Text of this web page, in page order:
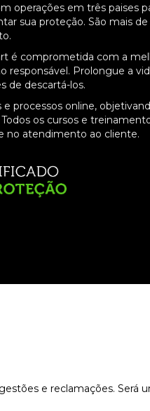
operações em três paises
sua proteção. São mais
é comprometida com a
responsável. Prolongue a
de descartá-los.
processos online,
os cursos e
no atendimento ao cliente.
e reclamações. Será